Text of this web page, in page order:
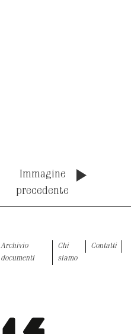
Immagine
precedente
Archivio
documenti
Chi
siamo
Contatti